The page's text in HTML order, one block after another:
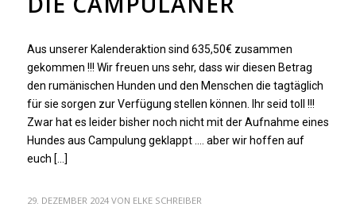
Aus unserer Kalenderaktion sind 635,50€ zusammen
gekommen !!! Wir freuen uns sehr, dass wir diesen Betrag
den rumänischen Hunden und den Menschen die tagtäglich
für sie sorgen zur Verfügung stellen können. Ihr seid toll !!!
Zwar hat es leider bisher noch nicht mit der Aufnahme eines
Hundes aus Campulung geklappt …. aber wir hoffen auf
euch […]
29. DEZEMBER 2024 VON ELKE SCHREIBER